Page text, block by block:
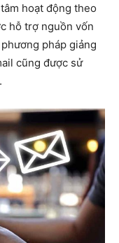
hoạt động theo
hỗ trợ nguồn vốn
pháp giảng
cũng được sử